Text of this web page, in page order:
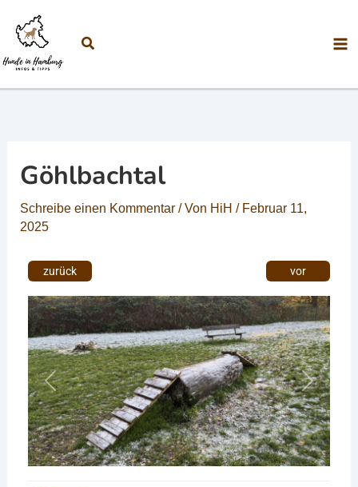
Suchen
Göhlbachtal
Schreibe einen Kommentar / Von HiH / Februar 11,
2025
Vorheriges